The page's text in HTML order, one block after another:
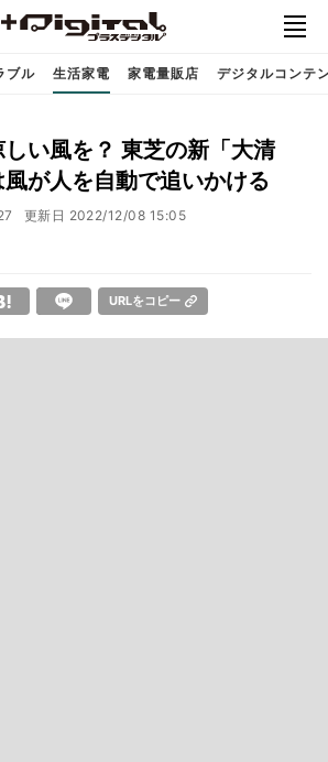
ブル 生活家電 家電量販店 デジタルコンテ
い風を？ 東芝の新「大清
が人を自動で追いかける
更新日 2022/12/08 15:05
URLをコピー